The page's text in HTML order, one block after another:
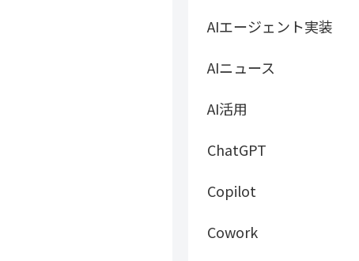
AIエージェント実装
AIニュース
AI活用
ChatGPT
Copilot
Cowork